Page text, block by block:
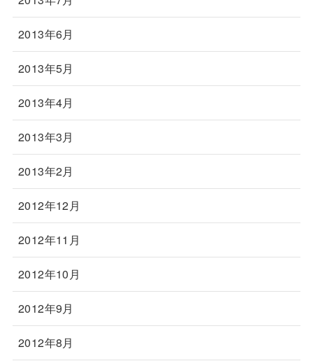
2013年6月
2013年5月
2013年4月
2013年3月
2013年2月
2012年12月
2012年11月
2012年10月
2012年9月
2012年8月